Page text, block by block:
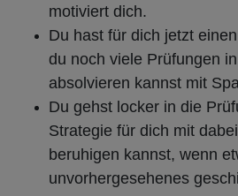
motiviert dich.
Du hast für dich jetzt
du noch viele Prüfungen
absolvieren kannst mit
Du gehst locker in die
Strategie für dich mit
beruhigen kannst, wenn
unvorhergesehenes